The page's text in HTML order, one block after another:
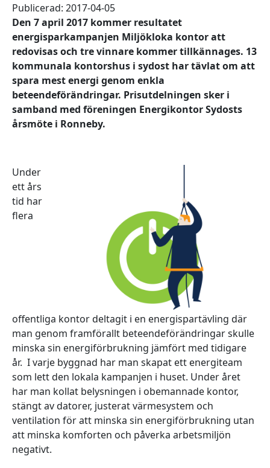
Publicerad: 2017-04-05
Den 7 april 2017 kommer resultatet
energisparkampanjen Miljökloka kontor att
redovisas och tre vinnare kommer tillkännages. 13
kommunala kontorshus i sydost har tävlat om att
spara mest energi genom enkla
beteendeförändringar. Prisutdelningen sker i
samband med föreningen Energikontor Sydosts
årsmöte i Ronneby.
Under
ett års
tid har
flera
offentliga kontor deltagit i en energispartävling där
man genom framförallt beteendeförändringar skulle
minska sin energiförbrukning jämfört med tidigare
år. I varje byggnad har man skapat ett energiteam
som lett den lokala kampanjen i huset. Under året
har man kollat belysningen i obemannade kontor,
stängt av datorer, justerat värmesystem och
ventilation för att minska sin energiförbrukning utan
att minska komforten och påverka arbetsmiljön
negativt.